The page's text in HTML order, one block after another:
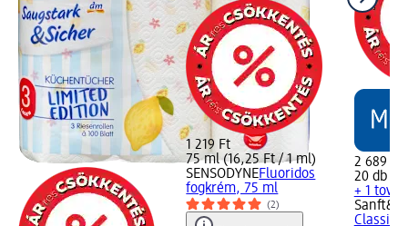
1 219 Ft
75 ml (16,25 Ft / 1 ml)
SENSODYNEFluoridos
fogkrém, 75 ml
(2)
2 689 Ft
20 db
+ 1
Classic,